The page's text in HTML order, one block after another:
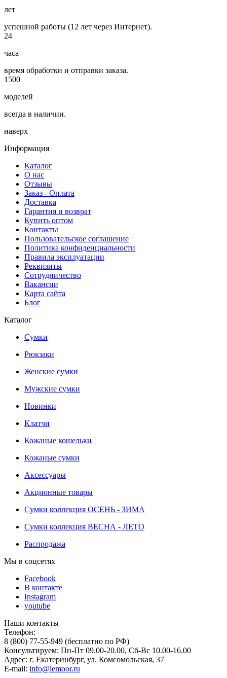
лет
успешной работы (12 лет через Интернет).
24
часа
время обработки и отправки заказа.
1500
моделей
всегда в наличии.
наверх
Информация
Каталог
О нас
Отзывы
Заказ - Оплата
Доставка
Гарантия и возврат
Купить оптом
Контакты
Пользовательское соглашение
Политика конфиденциальности
Правила эксплуатации
Реквизиты
Сотрудничество
Вакансии
Карта сайта
Блог
Каталог
Сумки
Рюкзаки
Женские сумки
Мужские сумки
Новинки
Клатчи
Кожаные кошельки
Кожаные сумки
Аксессуары
Акционные товары
Сумки коллекция ОСЕНЬ - ЗИМА
Сумки коллекция ВЕСНА - ЛЕТО
Распродажа
Мы в соцсетях
Facebook
В контакте
Instagram
youtube
Наши контакты
Телефон:
8 (800) 77-55-949 (бесплатно по РФ)
Консультируем: Пн-Пт 09.00-20.00, Сб-Вс 10.00-16.00
Адрес: г. Екатеринбург, ул. Комсомольская, 37
E-mail: info@lemoor.ru